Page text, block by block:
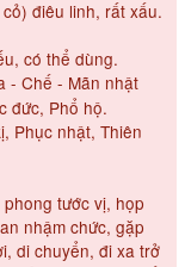
điêu linh, rất xấu.
có thể dùng.
- Chế - Mãn nhật
đức, Phổ hộ.
Phục nhật, Thiên
tước vị, họp
nhậm chức, gặp
di chuyển, đi xa trở